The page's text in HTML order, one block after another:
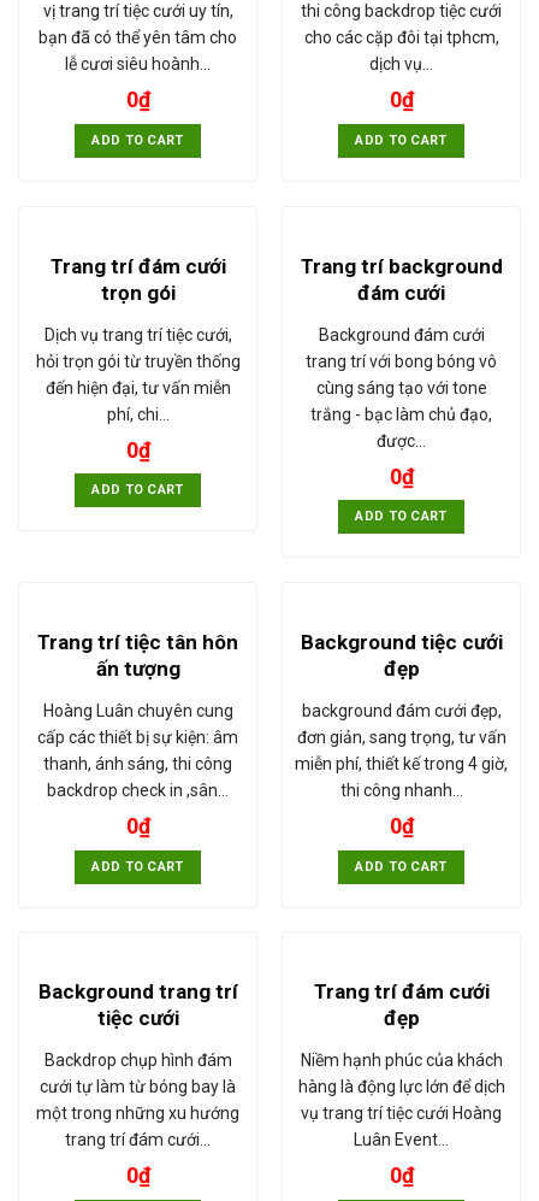
vị trang trí tiệc cưới uy tín,
bạn đã có thể yên tâm cho
lễ cươi siêu hoành…
0₫
ADD TO CART
thi công backdrop tiệc cưới
cho các cặp đôi tại tphcm,
dịch vụ…
0₫
ADD TO CART
Trang trí đám cưới
trọn gói
Dịch vụ trang trí tiệc cưới,
hỏi trọn gói từ truyền thống
đến hiện đại, tư vấn miễn
phí, chi…
0₫
ADD TO CART
Trang trí background
đám cưới
Background đám cưới
trang trí với bong bóng vô
cùng sáng tạo với tone
trắng - bạc làm chủ đạo,
được…
0₫
ADD TO CART
Trang trí tiệc tân hôn
ấn tượng
Hoàng Luân chuyên cung
cấp các thiết bị sự kiện: âm
thanh, ánh sáng, thi công
backdrop check in ,sân…
0₫
ADD TO CART
Background tiệc cưới
đẹp
background đám cưới đẹp,
đơn giản, sang trọng, tư vấn
miễn phí, thiết kế trong 4 giờ,
thi công nhanh…
0₫
ADD TO CART
Background trang trí
tiệc cưới
Backdrop chụp hình đám
cưới tự làm từ bóng bay là
một trong những xu hướng
trang trí đám cưới…
0₫
Trang trí đám cưới
đẹp
Niềm hạnh phúc của khách
hàng là động lực lớn để dịch
vụ trang trí tiệc cưới Hoàng
Luân Event…
0₫